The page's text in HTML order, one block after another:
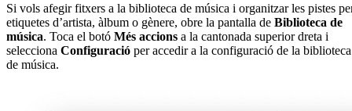
Si vols afegir fitxers a la biblioteca de música i organitzar les pistes
etiquetes d’artista, àlbum o gènere, obre la pantalla de Biblioteca de
música. Toca el botó Més accions a la cantonada superior dreta i
selecciona Configuració per accedir a la configuració de la biblioteca
de música.